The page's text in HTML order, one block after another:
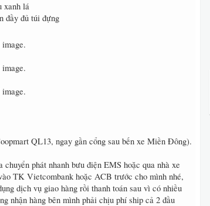
xanh lá
đầy đủ túi đựng
QL13, ngay gần cổng sau bến xe Miền Đông).
phát nhanh bưu điện EMS hoặc qua nhà xe
TK Vietcombank hoặc ACB trước cho mình nhé,
dịch vụ giao hàng rồi thanh toán sau vì có nhiều
nhận hàng bên mình phải chịu phí ship cả 2 đầu